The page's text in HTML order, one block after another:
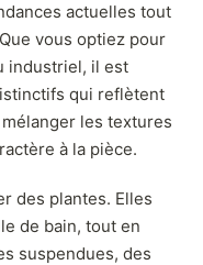
actuelles tout
vous optiez pour
industriel, il est
qui reflètent
les textures
à la pièce.
des plantes. Elles
de bain, tout en
suspendues, des